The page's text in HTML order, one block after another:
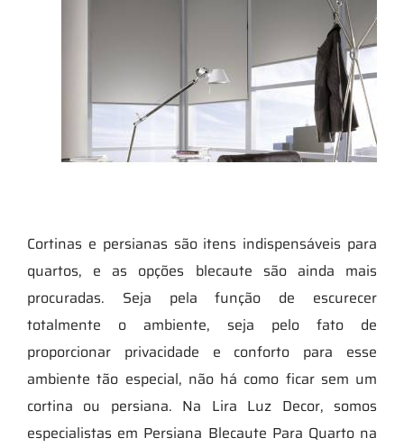
Cortinas e persianas são itens indispensáveis para
quartos, e as opções blecaute são ainda mais
procuradas. Seja pela função de escurecer
totalmente o ambiente, seja pelo fato de
proporcionar privacidade e conforto para esse
ambiente tão especial, não há como ficar sem um
cortina ou persiana. Na Lira Luz Decor, somos
especialistas em Persiana Blecaute Para Quarto na